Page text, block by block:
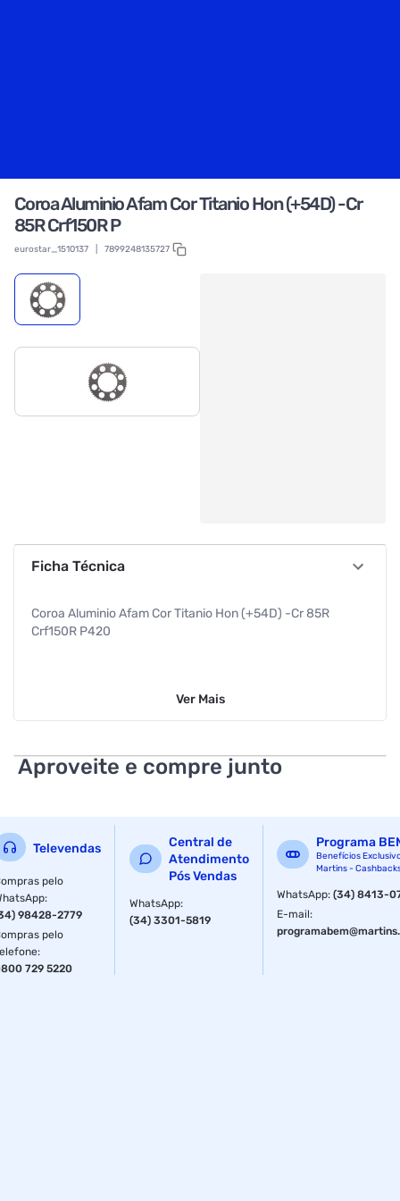
Coroa Aluminio Afam Cor Titanio Hon (+54D) -Cr
85R Crf150R P
eurostar_1510137 7899248135727
Ficha Técnica
Coroa Aluminio Afam Cor Titanio Hon (+54D) -Cr 85R
Crf150R P420
Ver Mais
Aproveite e compre junto
Televendas
pelo
:
98428-2779
pelo
:
729 5220
Central de
Atendimento
Pós Vendas
WhatsApp:
(34) 3301-5819
Programa
Benefícios
Martins -
WhatsApp:(34) 8413-
E-mail: